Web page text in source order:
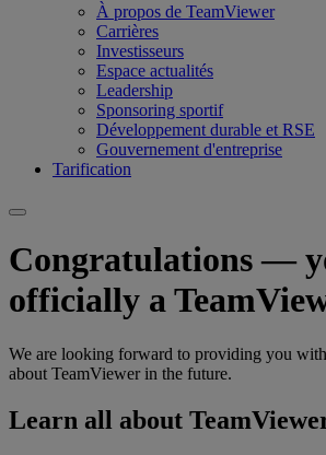
À propos de TeamViewer
Carrières
Investisseurs
Espace actualités
Leadership
Sponsoring sportif
Développement durable et RSE
Gouvernement d'entreprise
Tarification
Congratulations —
officially a
We are looking forward to providing you
about TeamViewer in the future.
Learn all about